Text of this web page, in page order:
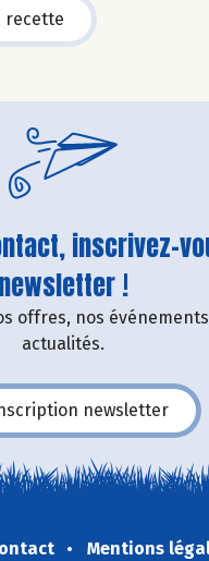
recette
inscrivez-
newsletter !
offres, nos
actualités.
newsletter
Mentions